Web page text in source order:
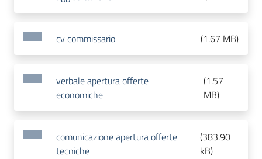
cv commissario (1.67 MB)
verbale apertura offerte
economiche
(1.57
MB)
comunicazione apertura offerte
tecniche
(383.90
kB)